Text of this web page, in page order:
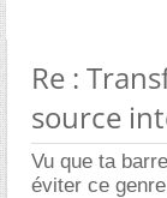
Re :
source
Vu que ta
éviter ce